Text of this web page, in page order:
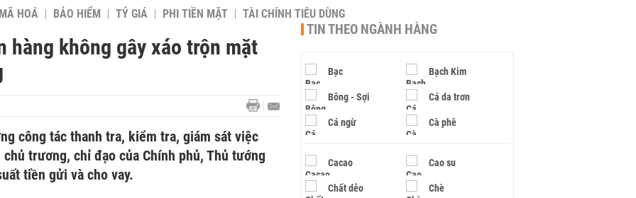
HOÁ BẢO HIỂM TỶ GIÁ PHI TIỀN MẶT TÀI CHÍNH TIÊU DÙNG
hàng không gây xáo trộn mặt
công tác thanh tra, kiểm tra, giám sát việc
trương, chỉ đạo của Chính phủ, Thủ tướng
tiền gửi và cho vay.
TIN THEO NGÀNH HÀNG
Bạc Bạch Kim
Bông - Sợi Cá da trơn
Cá ngừ Cà phê
Cacao Cao su
Chất dẻo Chè